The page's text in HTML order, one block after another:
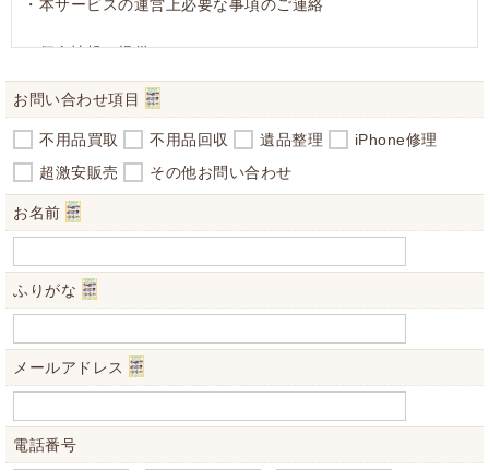
・本サービスの運営上必要な事項のご連絡
＜個人情報の提供について＞
を除き、
＜個人情報の委託について＞
当社では、利用目的の達成に必要な範囲において、個人情報を
外部に委託する場合があります。
適切な監督を行います。
＜個人情報の安全管理＞
当社では、個人情報の漏洩等がなされないよう、適切に安全管
理対策を実施します。
必要な情報を頂けない場合は、それに対応した当社のサービス
をご提供できない場合がございますので予めご了承ください。
お問い合わせ項目
不用品買取 不用品回収 遺品整理
iPhone修理
超激安販売
その他お問い合わせ
お名前
ふりがな
メールアドレス
電話番号